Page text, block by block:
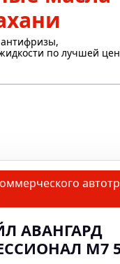
по лучшей
АВАНГАРД
M7